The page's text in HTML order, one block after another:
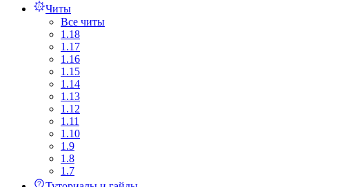
Читы
Все читы
1.18
1.17
1.16
1.15
1.14
1.13
1.12
1.11
1.10
1.9
1.8
1.7